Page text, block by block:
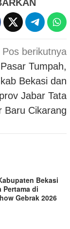
Pos berikutnya
Tumpah,
Bekasi dan
Jabar Tata
Baru Cikarang
Bekasi
Pertama di
Gebrak 2026